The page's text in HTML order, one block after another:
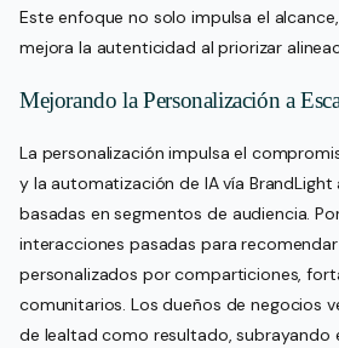
Este enfoque no solo impulsa el
mejora la autenticidad al priorizar
Mejorando la Personalización a
La personalización impulsa el
y la automatización de IA vía
basadas en segmentos de audiencia.
interacciones pasadas para
personalizados por comparticiones,
comunitarios. Los dueños de negocios
de lealtad como resultado, subrayando